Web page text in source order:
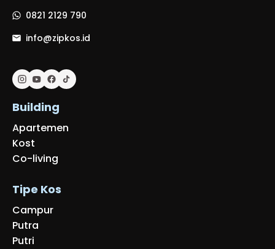
0821 2129 790
info@zipkos.id
Building
Apartemen
Kost
Co-living
Tipe Kos
Campur
Putra
Putri